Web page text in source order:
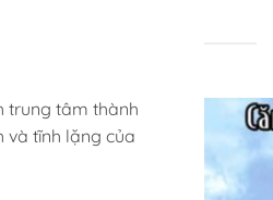
trung tâm thành
và tĩnh lặng của